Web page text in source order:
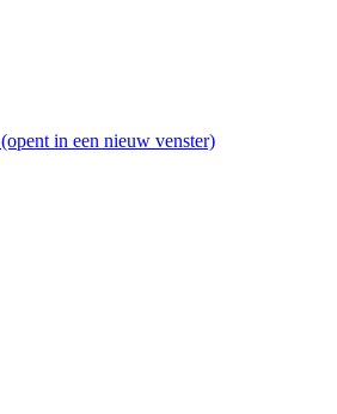
(opent in een nieuw venster)